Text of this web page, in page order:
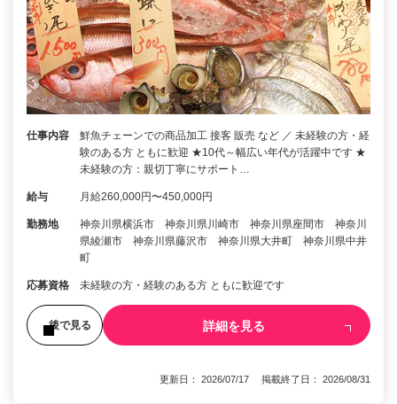
仕事内容
鮮魚チェーンでの商品加工 接客 販売 など ／ 未経験の方・経
験のある方 ともに歓迎 ★10代～幅広い年代が活躍中です ★
未経験の方：親切丁寧にサポート…
給与 月給260,000円〜450,000円
勤務地
神奈川県横浜市 神奈川県川崎市 神奈川県座間市 神奈川
県綾瀬市 神奈川県藤沢市 神奈川県大井町 神奈川県中井
町
応募資格 未経験の方・経験のある方 ともに歓迎です
後で見る 詳細を見る
更新日： 2026/07/17 掲載終了日： 2026/08/31